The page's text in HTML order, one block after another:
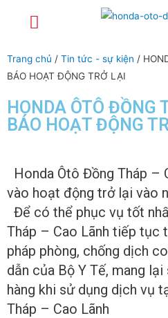
Trang chủ / Tin tức - sự kiện /
BÁO HOẠT ĐỘNG TRỞ LẠI
HONDA ÔTÔ ĐỒNG
BÁO HOẠT ĐỘNG
Honda Ôtô Đồng Tháp –
vào hoạt động trở lại vào
Để có thể phục vụ tốt
Tháp – Cao Lãnh tiếp tục
pháp phòng, chống dịch
dẫn của Bộ Y Tế, mang
hàng khi sử dụng dịch vụ
Tháp – Cao Lãnh